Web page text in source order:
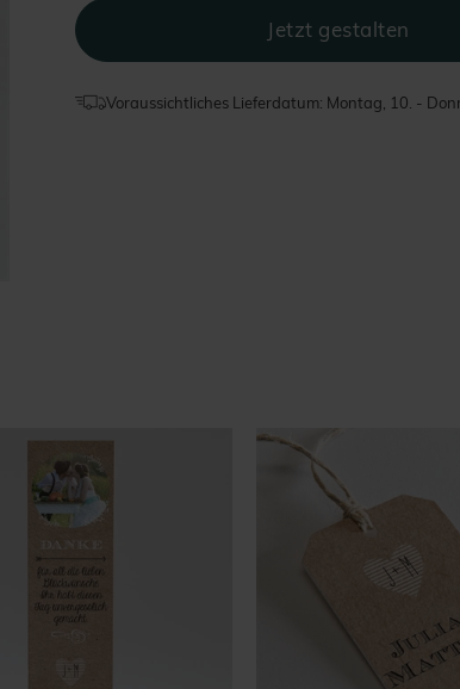
Voraussichtliches Lieferdatum: Montag, 10. -